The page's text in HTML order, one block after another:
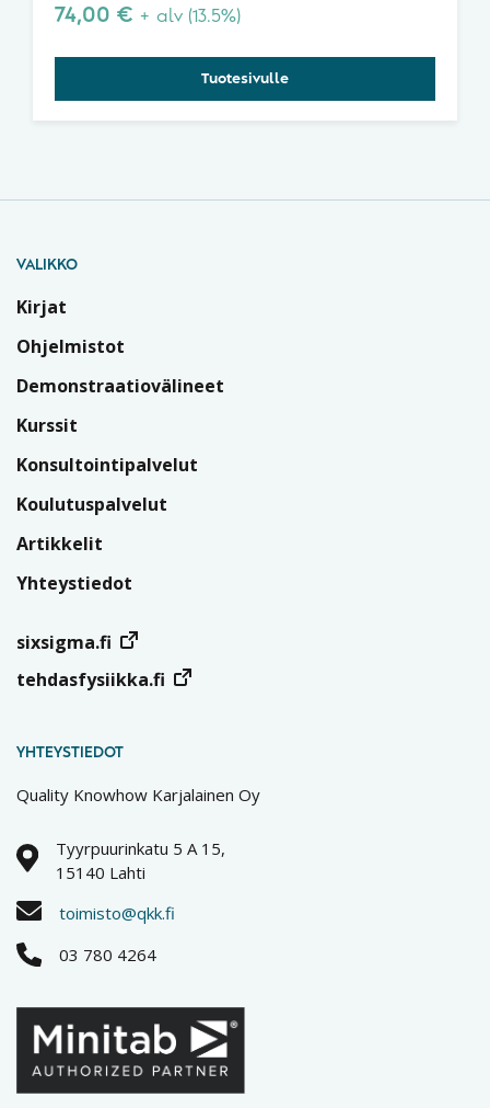
Six Sigmaan perehtyville.
74,00 € + alv (13.5%)
Tuotesivulle
VALIKKO
Kirjat
Ohjelmistot
Demonstraatiovälineet
Kurssit
Konsultointipalvelut
Koulutuspalvelut
Artikkelit
Yhteystiedot
sixsigma.fi
tehdasfysiikka.fi
YHTEYSTIEDOT
Quality Knowhow Karjalainen Oy
Tyyrpuurinkatu 5 A 15,
15140 Lahti
toimisto@qkk.fi
03 780 4264